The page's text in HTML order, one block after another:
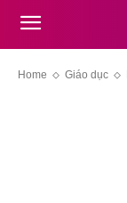
Home Giáo dục